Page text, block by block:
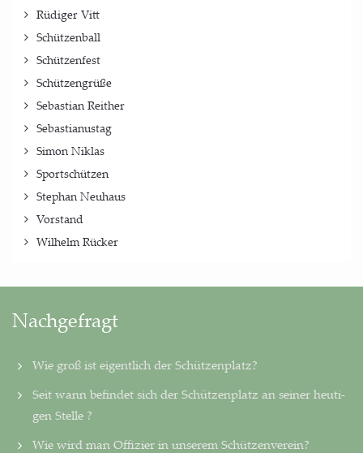
Rüdiger Vitt
Schützenball
Schützenfest
Schützengrüße
Sebastian Reither
Sebastianustag
Simon Niklas
Sportschützen
Stephan Neuhaus
Vorstand
Wilhelm Rücker
Nachgefragt
Wie groß ist eigentlich der Schützenplatz?
Seit wann befindet sich der Schützenplatz an seiner heu­ti­
gen Stelle ?
Wie wird man Offizier in unserem Schützenverein?